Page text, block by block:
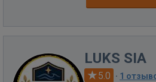
LUKS SIA
5.0 · 1